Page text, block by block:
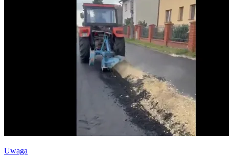
Uwaga